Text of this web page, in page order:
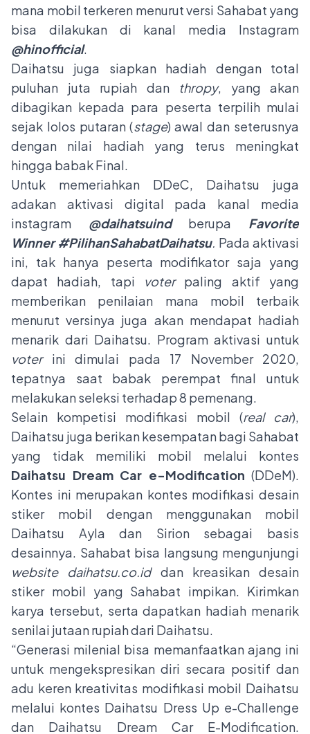
mana mobil terkeren menurut versi Sahabat yang
bisa dilakukan di kanal media Instagram
@hinofficial.
Daihatsu juga siapkan hadiah dengan total
puluhan juta rupiah dan thropy, yang akan
dibagikan kepada para peserta terpilih mulai
sejak lolos putaran (stage) awal dan seterusnya
dengan nilai hadiah yang terus meningkat
hingga babak Final.
Untuk memeriahkan DDeC, Daihatsu juga
adakan aktivasi digital pada kanal media
instagram @daihatsuindberupa Favorite
Winner #PilihanSahabatDaihatsu. Pada aktivasi
ini, tak hanya peserta modifikator saja yang
dapat hadiah, tapi voterpaling aktif yang
memberikan penilaian mana mobil terbaik
menurut versinya juga akan mendapat hadiah
menarik dari Daihatsu. Program aktivasi untuk
voterini dimulai pada 17 November 2020,
tepatnya saat babak perempat final untuk
melakukan seleksi terhadap 8 pemenang.
Selain kompetisi modifikasi mobil (real car),
Daihatsu juga berikan kesempatan bagi Sahabat
yang tidak memiliki mobil melalui kontes
Daihatsu Dream Car e-Modification (DDeM).
Kontes ini merupakan kontes modifikasi desain
stiker mobil dengan menggunakan mobil
Daihatsu Ayla dan Sirion sebagai basis
desainnya. Sahabat bisa langsung mengunjungi
website
daihatsu.co.iddan kreasikan desain
stiker mobil yang Sahabat impikan. Kirimkan
karya tersebut, serta dapatkan hadiah menarik
senilai jutaan rupiah dari Daihatsu.
“Generasi milenial bisa memanfaatkan ajang ini
untuk mengekspresikan diri secara positif dan
adu keren kreativitas modifikasi mobil Daihatsu
melalui kontes Daihatsu Dress Up e-Challenge
dan Daihatsu Dream Car E-Modification.